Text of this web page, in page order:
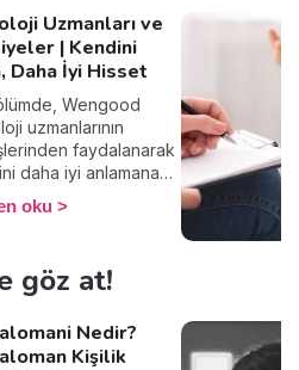
Uzmanları ve
| Kendini
Daha İyi Hisset
Wengood
uzmanlarının
faydalanarak
daha iyi anlamana
iyi oluşunu
yardımcı
adımlar atmak için
ne dersin?
oku
göz at!
Nedir?
Kişilik